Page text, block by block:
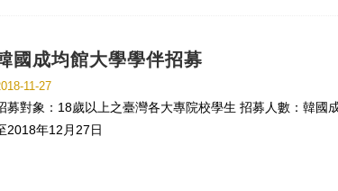
國成均館大學學伴招募
11-27
募對象：18歲以上之臺灣各大專院校學生 招募人數：韓國
2018年12月27日